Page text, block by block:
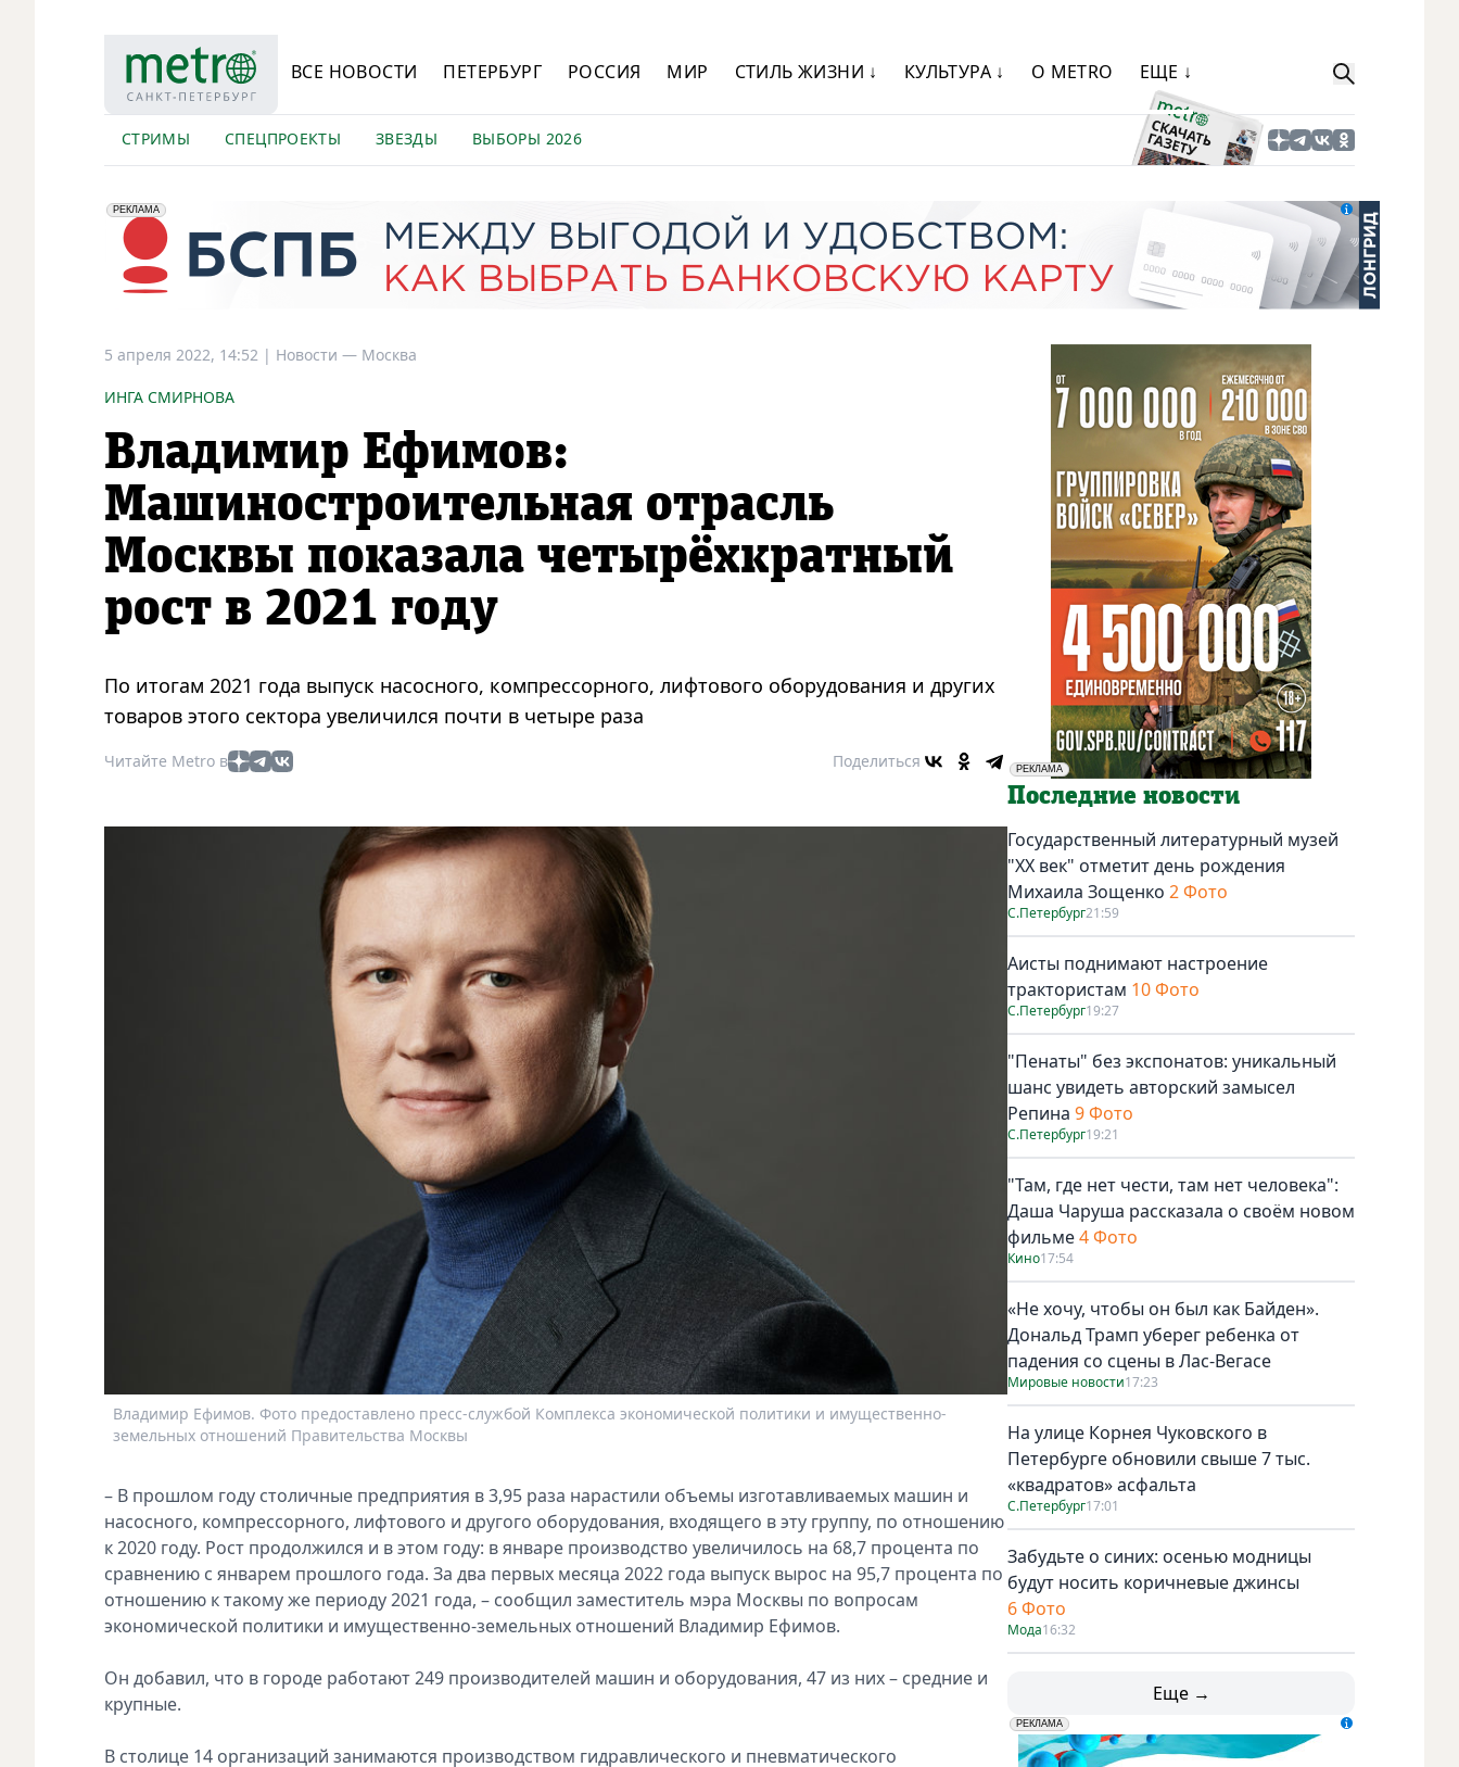
ВСЕ НОВОСТИ ПЕТЕРБУРГ РОССИЯ МИР СТИЛЬ ЖИЗНИ ↓ КУЛЬТУРА ↓ О METRO ЕЩЕ ↓
СТРИМЫ СПЕЦПРОЕКТЫ ЗВЕЗДЫ ВЫБОРЫ 2026
erid: 2VfnxyFybV5
РЕКЛАМА
ПАО "Банк "Санкт-Петербург", ИНН: 7831000027
5 апреля 2022, 14:52 | Новости — Москва
ИНГА СМИРНОВА
Владимир Ефимов:
Машиностроительная отрасль
Москвы показала четырёхкратный
рост в 2021 году
По итогам 2021 года выпуск насосного, компрессорного, лифтового оборудования и других
товаров этого сектора увеличился почти в четыре раза
Читайте Metro в Поделиться
Владимир Ефимов. Фото предоставлено пресс-службой Комплекса экономической политики и имущественно-
земельных отношений Правительства Москвы
– В прошлом году столичные предприятия в 3,95 раза нарастили объемы изготавливаемых машин и
насосного, компрессорного, лифтового и другого оборудования, входящего в эту группу, по отношению
к 2020 году. Рост продолжился и в этом году: в январе производство увеличилось на 68,7 процента по
сравнению с январем прошлого года. За два первых месяца 2022 года выпуск вырос на 95,7 процента по
отношению к такому же периоду 2021 года, – сообщил заместитель мэра Москвы по вопросам
экономической политики и имущественно-земельных отношений Владимир Ефимов.
Он добавил, что в городе работают 249 производителей машин и оборудования, 47 из них – средние и
крупные.
В столице 14 организаций занимаются производством гидравлического и пневматического
РЕКЛАМА
Социальная реклама
Последние новости
Государственный литературный музей
"ХХ век" отметит день рождения
Михаила Зощенко 2 Фото
С.Петербург21:59
Аисты поднимают настроение
трактористам 10 Фото
С.Петербург19:27
"Пенаты" без экспонатов: уникальный
шанс увидеть авторский замысел
Репина 9 Фото
С.Петербург19:21
"Там, где нет чести, там нет человека":
Даша Чаруша рассказала о своём новом
фильме4 Фото
Кино17:54
«Не хочу, чтобы он был как Байден».
Дональд Трамп уберег ребенка от
падения со сцены в Лас-Вегасе
Мировые новости17:23
На улице Корнея Чуковского в
Петербурге обновили свыше 7 тыс.
«квадратов» асфальта
С.Петербург17:01
Забудьте о синих: осенью модницы
будут носить коричневые джинсы
6 Фото
Мода16:32
Еще →
erid: LdtCK5udn
РЕКЛАМА
АО "ГАТР", ИНН: 7841320717